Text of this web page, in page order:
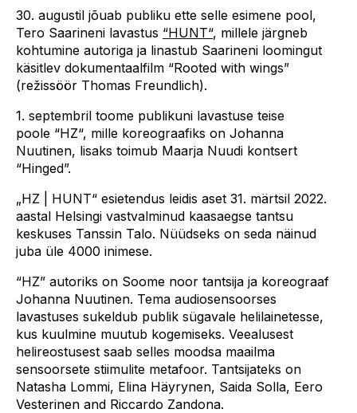
30. augustil jõuab publiku ette selle esimene pool,
Tero Saarineni lavastus “HUNT“, millele järgneb
kohtumine autoriga ja linastub Saarineni loomingut
käsitlev dokumentaalfilm “Rooted with wings”
(režissöör Thomas Freundlich).
1. septembril toome publikuni lavastuse teise
poole “HZ“, mille koreograafiks on Johanna
Nuutinen, lisaks toimub Maarja Nuudi kontsert
“Hinged”.
„HZ | HUNT“ esietendus leidis aset 31. märtsil 2022.
aastal Helsingi vastvalminud kaasaegse tantsu
keskuses Tanssin Talo. Nüüdseks on seda näinud
juba üle 4000 inimese.
“HZ” autoriks on Soome noor tantsija ja koreograaf
Johanna Nuutinen. Tema audiosensoorses
lavastuses sukeldub publik sügavale helilainetesse,
kus kuulmine muutub kogemiseks. Veealusest
helireostusest saab selles moodsa maailma
sensoorsete stiimulite metafoor. Tantsijateks on
Natasha Lommi, Elina Häyrynen, Saida Solla, Eero
Vesterinen and Riccardo Zandona.